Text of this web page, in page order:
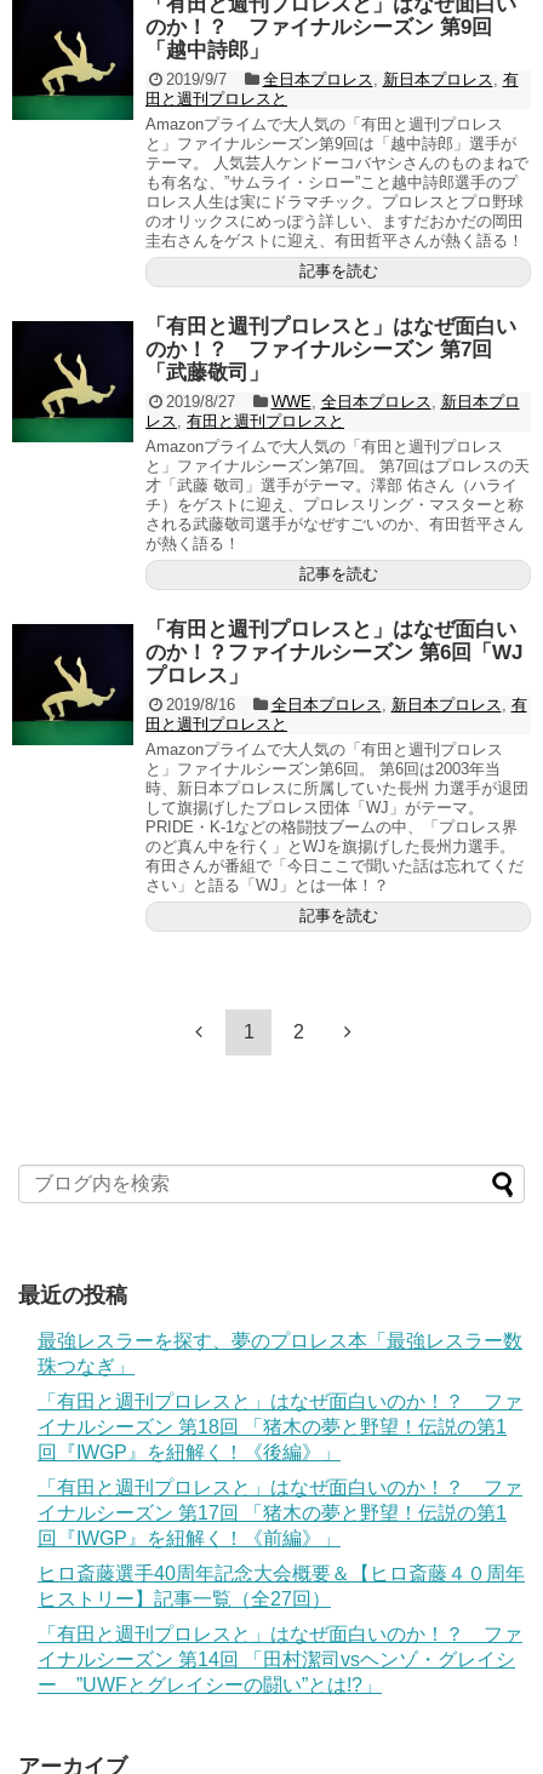
「有田と週刊プロレスと」はなぜ面白い
のか！？ ファイナルシーズン 第9回
「越中詩郎」
2019/9/7 全日本プロレス, 新日本プロレス, 有
田と週刊プロレスと
Amazonプライムで大人気の「有田と週刊プロレス
と」ファイナルシーズン第9回は「越中詩郎」選手が
テーマ。 人気芸人ケンドーコバヤシさんのものまねで
も有名な、”サムライ・シロー”こと越中詩郎選手のプ
ロレス人生は実にドラマチック。プロレスとプロ野球
のオリックスにめっぽう詳しい、ますだおかだの岡田
圭右さんをゲストに迎え、有田哲平さんが熱く語る！
記事を読む
「有田と週刊プロレスと」はなぜ面白い
のか！？ ファイナルシーズン 第7回
「武藤敬司」
2019/8/27 WWE, 全日本プロレス, 新日本プロ
レス, 有田と週刊プロレスと
Amazonプライムで大人気の「有田と週刊プロレス
と」ファイナルシーズン第7回。 第7回はプロレスの天
才「武藤 敬司」選手がテーマ。澤部 佑さん（ハライ
チ）をゲストに迎え、プロレスリング・マスターと称
される武藤敬司選手がなぜすごいのか、有田哲平さん
が熱く語る！
記事を読む
「有田と週刊プロレスと」はなぜ面白い
のか！？ファイナルシーズン 第6回「WJ
プロレス」
2019/8/16 全日本プロレス, 新日本プロレス, 有
田と週刊プロレスと
Amazonプライムで大人気の「有田と週刊プロレス
と」ファイナルシーズン第6回。 第6回は2003年当
時、新日本プロレスに所属していた長州 力選手が退団
して旗揚げしたプロレス団体「WJ」がテーマ。
PRIDE・K-1などの格闘技ブームの中、「プロレス界
のど真ん中を行く」とWJを旗揚げした長州力選手。
有田さんが番組で「今日ここで聞いた話は忘れてくだ
さい」と語る「WJ」とは一体！？
記事を読む
1 2
最近の投稿
最強レスラーを探す、夢のプロレス本「最強レスラー数
珠つなぎ」
「有田と週刊プロレスと」はなぜ面白いのか！？ ファ
イナルシーズン 第18回 「猪木の夢と野望！伝説の第1
回『IWGP』を紐解く！《後編》」
「有田と週刊プロレスと」はなぜ面白いのか！？ ファ
イナルシーズン 第17回 「猪木の夢と野望！伝説の第1
回『IWGP』を紐解く！《前編》」
ヒロ斎藤選手40周年記念大会概要＆【ヒロ斎藤４０周年
ヒストリー】記事一覧（全27回）
「有田と週刊プロレスと」はなぜ面白いのか！？ ファ
イナルシーズン 第14回 「田村潔司vsヘンゾ・グレイシ
ー ”UWFとグレイシーの闘い”とは!?」
アーカイブ